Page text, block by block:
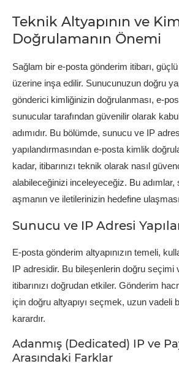
Teknik Altyapının ve
Doğrulamanın Önemi
Sağlam bir e-posta gönderim itibarı,
üzerine inşa edilir. Sunucunuzun doğru
gönderici kimliğinizin doğrulanması, e-
sunucular tarafından güvenilir olarak
adımıdır. Bu bölümde, sunucu ve IP
yapılandırmasından e-posta kimlik
kadar, itibarınızı teknik olarak nasıl
alabileceğinizi inceleyeceğiz. Bu adımlar,
aşmanın ve iletilerinizin hedefine
Sunucu ve IP Adresi
E-posta gönderim altyapınızın temeli,
IP adresidir. Bu bileşenlerin doğru seçimi
itibarınızı doğrudan etkiler. Gönderim
için doğru altyapıyı seçmek, uzun vadeli
karardır.
Adanmış (Dedicated) IP ve
Arasındaki Farklar